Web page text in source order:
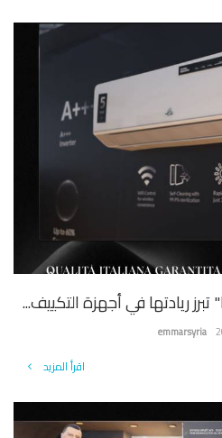
ريادتها في أجهزة التكييف...
اقرأ المزيد